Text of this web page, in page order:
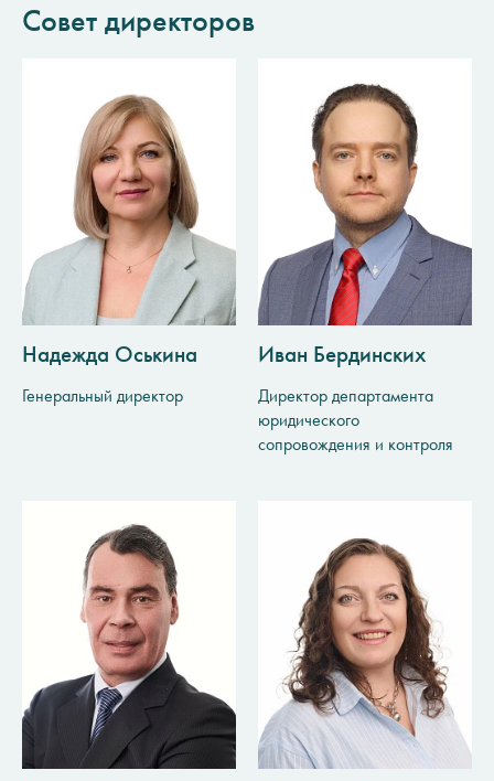
Совет директоров
Надежда Оськина
Генеральный директор
Иван Бердинских
Директор департамента
юридического
сопровождения и контроля